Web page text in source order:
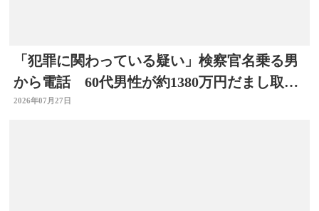
「犯罪に関わっている疑い」検察官名乗る男
から電話 60代男性が約1380万円だまし取ら
れる 大分
2026年07月27日